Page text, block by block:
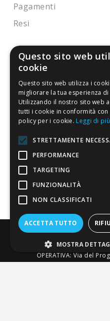
Pagamenti
Resi
4,7/5
Eccellente
3.818
Recensioni
Pagamenti sicuri
ALDIGIÙ S.R.L. | Via
OPERATIVA: Via del
Questo sito web
cookie
Questo sito web utilizza i
migliorare la tua esperienza di
Utilizzando il nostro sito web
tutti i cookie in conformità con
policy per i cookie. Leggi di più
STRETTAMENTE
PERFORMANCE
TARGETING
FUNZIONALITÀ
NON CLASSIFICATI
ACCETTA TUTTO
MOSTRA